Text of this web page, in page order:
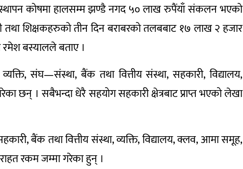
कोषमा हालसम्म झण्डै नगद ५० लाख रुपैंयाँ संकलन भएको
तथा शिक्षकहरुको तीन दिन बराबरको तलबबाट १७ लाख २ हजार
बस्यालले बताए ।
व्यक्ति, संघ—संस्था, बैंक तथा वित्तीय संस्था, सहकारी, विद्यालय,
छन् । सबैभन्दा धेरै सहयोग सहकारी क्षेत्रबाट प्राप्त भएको लेखा
बैंक तथा वित्तीय संस्था, व्यक्ति, विद्यालय, क्लव, आमा समूह,
रकम जम्मा गरेका हुन् ।